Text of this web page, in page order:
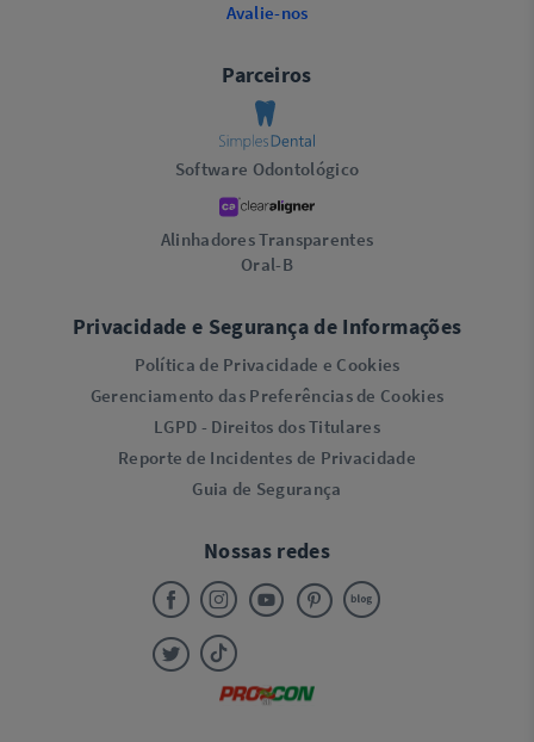
Avalie-nos
Parceiros
Software Odontológico
Alinhadores Transparentes
Oral-B
Privacidade e Segurança de Informações
Política de Privacidade e Cookies
Gerenciamento das Preferências de Cookies
LGPD - Direitos dos Titulares
Reporte de Incidentes de Privacidade
Guia de Segurança
Nossas redes